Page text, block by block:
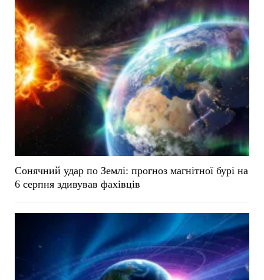
Сонячний удар по Землі: прогноз магнітної бурі на
6 серпня здивував фахівців